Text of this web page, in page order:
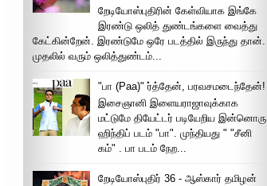
றேடியோஸ்புதிரின் கேள்வியாக இங்கே
இரண்டு ஒலித் துண்டங்களை வைத்து
கேட்கின்றேன். இரண்டுமே ஒரே படத்தில் இருந்து தான்.
முதலில் வரும் ஒலித்துண்டம்...
"பா (Paa)" ர்த்தேன், பரவசமடைந்தேன்!
இசைஞானி இளையராஜாவுக்காக
மட்டுமே தியேட்டர் படியேறிய இன்னொரு
ஹிந்திப் படம் "பா". முந்தியது " "சீனி
கம்" . பா படம் நேற...
றேடியோஸ்புதிர் 36 - ஆஸ்கார் தமிழன்